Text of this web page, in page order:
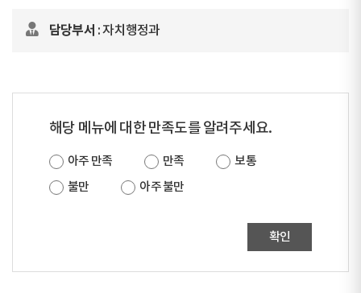
담당부서 : 자치행정과
해당 메뉴에 대한 만족도를 알려주세요.
아주 만족 만족
보통
불만
아주 불만
확인